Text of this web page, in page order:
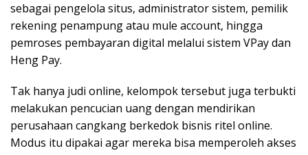
sebagai pengelola situs, administrator sistem, pemilik
rekening penampung atau mule account, hingga
pemroses pembayaran digital melalui sistem VPay dan
Heng Pay.
Tak hanya judi online, kelompok tersebut juga terbukti
melakukan pencucian uang dengan mendirikan
perusahaan cangkang berkedok bisnis ritel online.
Modus itu dipakai agar mereka bisa memperoleh akses